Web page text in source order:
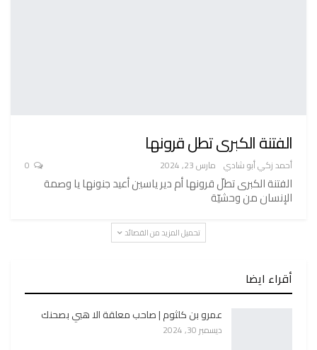
الفتنة الكبرى تطل قرونها
أحمد زكي أبو شادي مارس 23, 2024
الفتنة الكبرى تطلّ قرونها أم دير ياسين أعيد جنونها يا وصمة
الإنسان من وحشيّة
تحميل المزيد من القصائد
أقراء ايضا
عمرو بن كلثوم | صاحب معلقة الا هبي بصحنك
ديسمبر 30, 2024